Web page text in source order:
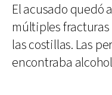
El acusado quedó
múltiples fracturas
las costillas. Las
encontraba